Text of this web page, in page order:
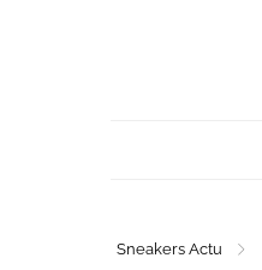
Sneakers Actu